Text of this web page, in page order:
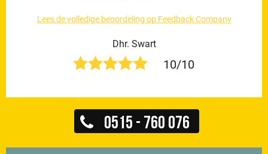
Lees de volledige beoordeling op Feedback Company
Dhr. Swart
10/10
0515 - 760 076